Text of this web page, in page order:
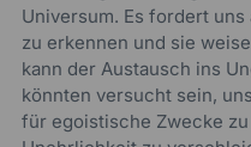
Universum. Es fordert
zu erkennen und sie
kann der Austausch ins
könnten versucht sein,
für egoistische Zwecke